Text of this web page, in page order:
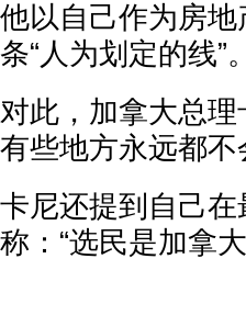
他以自己作为房
条“人为划定的线”。
对此，加拿大总
有些地方永远都不
卡尼还提到自己
称：“选民是加拿